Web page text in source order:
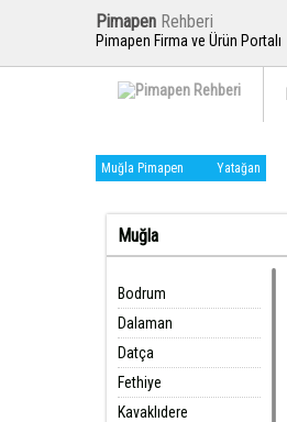
Pimapen Rehberi
Pimapen Firma ve Ürün Portalı
Muğla Pimapen Yatağan
Muğla
Bodrum
Dalaman
Datça
Fethiye
Kavaklıdere